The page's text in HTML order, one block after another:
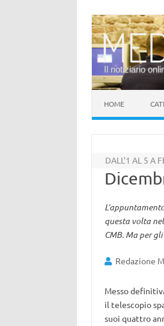
Il notiziario
HOME
DALL’1 AL 5 A
questa volta
CMB. Ma per
Redazione
Messo
il telescopio
suoi quattro